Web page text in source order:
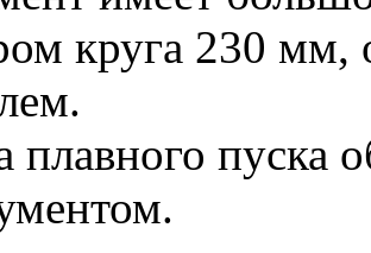
круга 230
плавного пуска